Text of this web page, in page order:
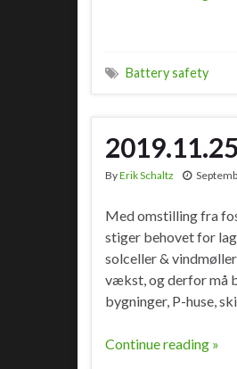
Battery safety
ByErik Schaltz
Med omstilling fra
stiger behovet for
solceller &
vækst, og derfor må
bygninger, P-huse,
Continue reading »